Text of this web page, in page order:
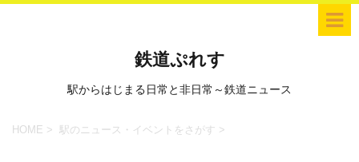
鉄道ぷれす
駅からはじまる日常と非日常～鉄道ニュース
HOME > 駅のニュース・イベントをさがす >